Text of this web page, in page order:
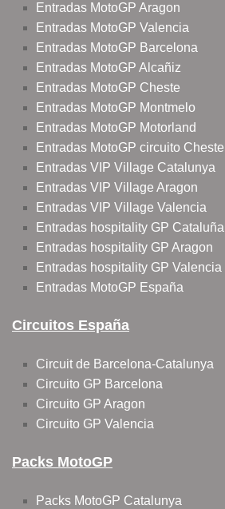
Entradas MotoGP Aragon
Entradas MotoGP Valencia
Entradas MotoGP Barcelona
Entradas MotoGP Alcañiz
Entradas MotoGP Cheste
Entradas MotoGP Montmelo
Entradas MotoGP Motorland
Entradas MotoGP circuito Cheste
Entradas VIP Village Catalunya
Entradas VIP Village Aragon
Entradas VIP Village Valencia
Entradas hospitality GP Cataluña
Entradas hospitality GP Aragon
Entradas hospitality GP Valencia
Entradas MotoGP España
Circuitos España
Circuit de Barcelona-Catalunya
Circuito GP Barcelona
Circuito GP Aragon
Circuito GP Valencia
Packs MotoGP
Packs MotoGP Catalunya